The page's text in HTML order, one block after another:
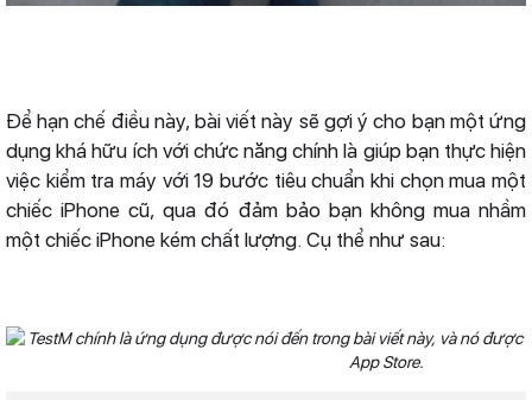
Để hạn chế điều này, bài viết này sẽ gợi ý cho bạn một ứng
dụng khá hữu ích với chức năng chính là giúp bạn thực hiện
việc kiểm tra máy với 19 bước tiêu chuẩn khi chọn mua một
chiếc iPhone cũ, qua đó đảm bảo bạn không mua nhầm
một chiếc iPhone kém chất lượng. Cụ thể như sau: